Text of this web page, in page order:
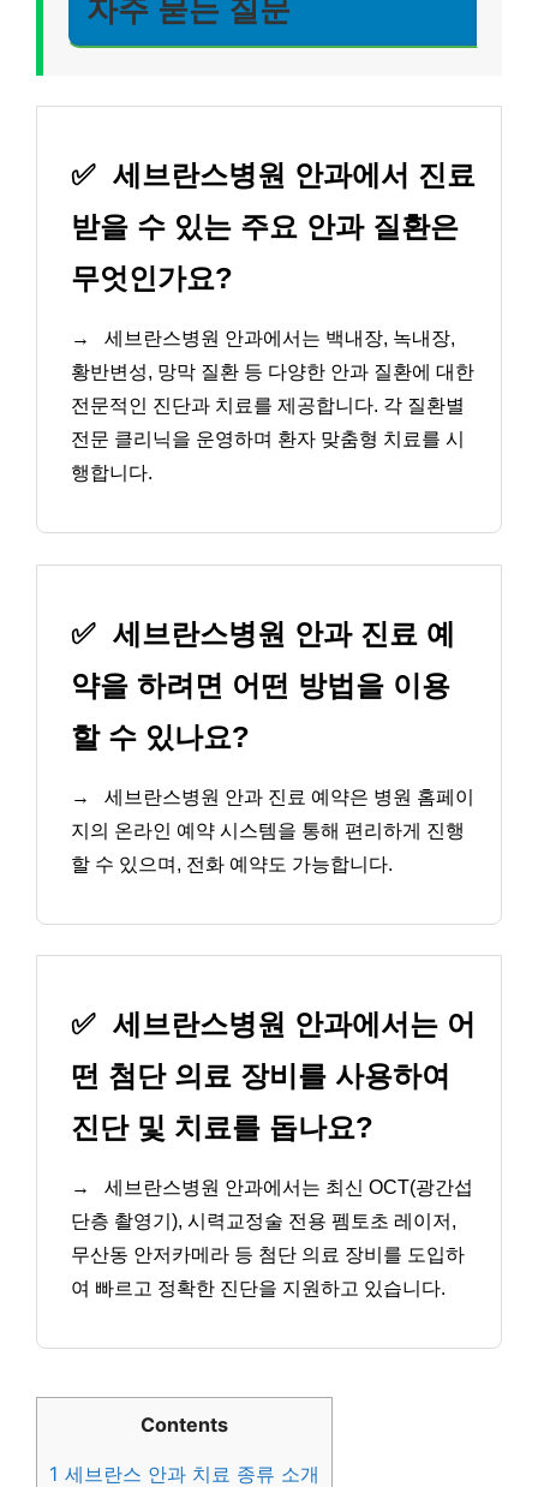
자주 묻는 질문
✅ 세브란스병원 안과에서 진료
받을 수 있는 주요 안과 질환은
무엇인가요?
→
세브란스병원 안과에서는 백내장, 녹내장,
황반변성, 망막 질환 등 다양한 안과 질환에 대한
전문적인 진단과 치료를 제공합니다. 각 질환별
전문 클리닉을 운영하며 환자 맞춤형 치료를 시
행합니다.
✅ 세브란스병원 안과 진료 예
약을 하려면 어떤 방법을 이용
할 수 있나요?
→
세브란스병원 안과 진료 예약은 병원 홈페이
지의 온라인 예약 시스템을 통해 편리하게 진행
할 수 있으며, 전화 예약도 가능합니다.
✅ 세브란스병원 안과에서는 어
떤 첨단 의료 장비를 사용하여
진단 및 치료를 돕나요?
→
세브란스병원 안과에서는 최신 OCT(광간섭
단층 촬영기), 시력교정술 전용 펨토초 레이저,
무산동 안저카메라 등 첨단 의료 장비를 도입하
여 빠르고 정확한 진단을 지원하고 있습니다.
Contents
1 세브란스 안과 치료 종류 소개